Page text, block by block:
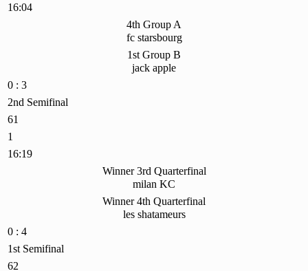
16:04
4th Group A
fc starsbourg
1st Group B
jack apple
0 : 3
2nd Semifinal
61
1
16:19
Winner 3rd Quarterfinal
milan KC
Winner 4th Quarterfinal
les shatameurs
0 : 4
1st Semifinal
62